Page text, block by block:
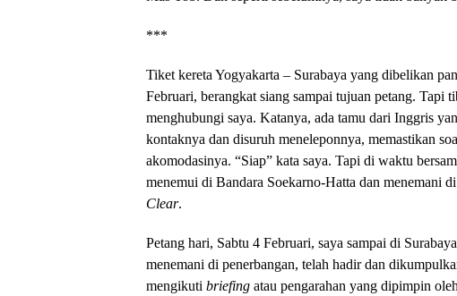
***
Tiket kereta Yogyakarta – Surabaya yang dibelikan
Februari, berangkat siang sampai tujuan petang. Tapi
menghubungi saya. Katanya, ada tamu dari Inggris
kontaknya dan disuruh meneleponnya, memastikan
akomodasinya. “Siap” kata saya. Tapi di waktu
menemui di Bandara Soekarno-Hatta dan menemani
Clear.
Petang hari, Sabtu 4 Februari, saya sampai di
menemani di penerbangan, telah hadir dan
mengikuti briefing atau pengarahan yang dipimpin